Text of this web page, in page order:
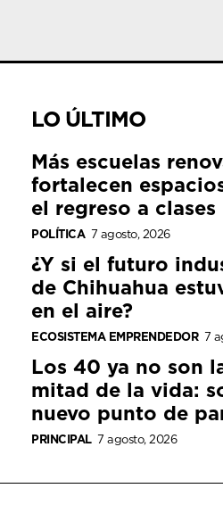
LO ÚLTIMO
Más escuelas
fortalecen
el regreso a clases
POLÍTICA 7 agosto, 2026
¿Y si el futuro
de Chihuahua
en el aire?
ECOSISTEMA EMPRENDEDOR 7
Los 40 ya no son
mitad de la vida:
nuevo punto de
PRINCIPAL 7 agosto, 2026